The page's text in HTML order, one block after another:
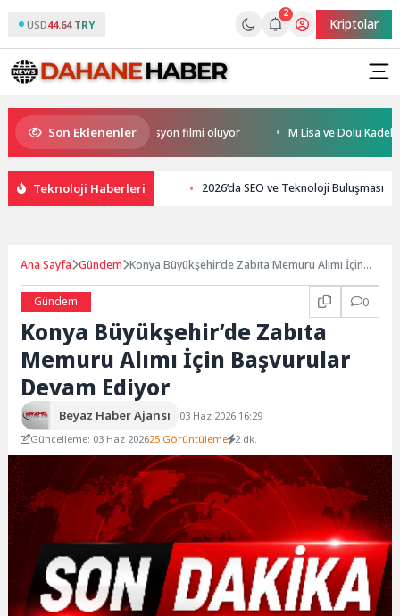
USD44.64 TRY
2
Kriptolar
Son Eklenenler
ilk IMAX® animasyon filmi oluyor M Lisa ve Dolu Kadehi
Teknoloji Haberleri 2026’da SEO ve Teknoloji Buluşması
Ana Sayfa Gündem Konya Büyükşehir’de Zabıta Memuru Alımı İçin
Gündem
0
Konya Büyükşehir’de Zabıta
Memuru Alımı İçin Başvurular
Devam Ediyor
Beyaz Haber Ajansı
03 Haz 2026 16:29
Güncelleme: 03 Haz 202625 Görüntüleme 2 dk.